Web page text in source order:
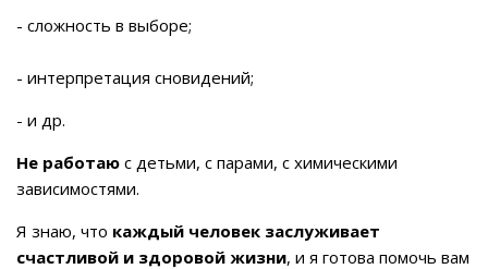
- сложность в выборе;
- интерпретация сновидений;
- и др.
Не работаю с детьми, с парами, с химическими
зависимостями.
Я знаю, что каждый человек заслуживает
счастливой и здоровой жизни, и я готова помочь вам